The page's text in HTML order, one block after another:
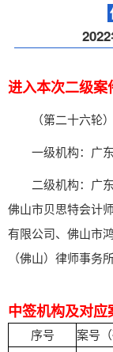
进入本次二级案
（第二十六轮
一级机构： 广
二级机构： 广
佛山市贝思特会计
有限公司、佛山市
（佛山）律师事务所
中签机构及对应
序号 案号（